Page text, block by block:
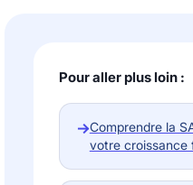
Pour aller plus loin :
→Comprendre la
votre croissance